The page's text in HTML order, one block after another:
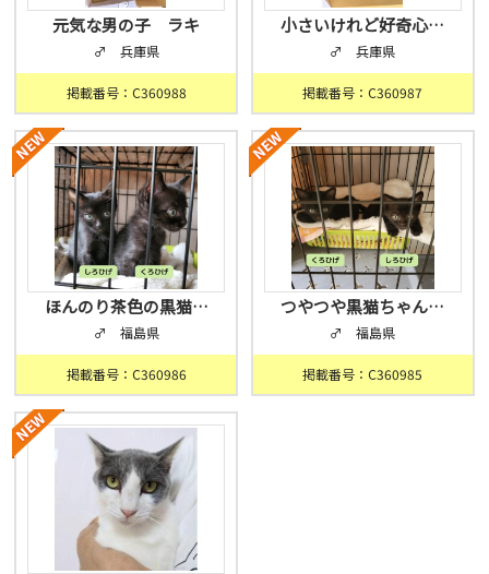
元気な男の子 ラキ
♂ 兵庫県
掲載番号：C360988
小さいけれど好奇心…
♂ 兵庫県
掲載番号：C360987
ほんのり茶色の黒猫…
♂ 福島県
掲載番号：C360986
つやつや黒猫ちゃん…
♂ 福島県
掲載番号：C360985